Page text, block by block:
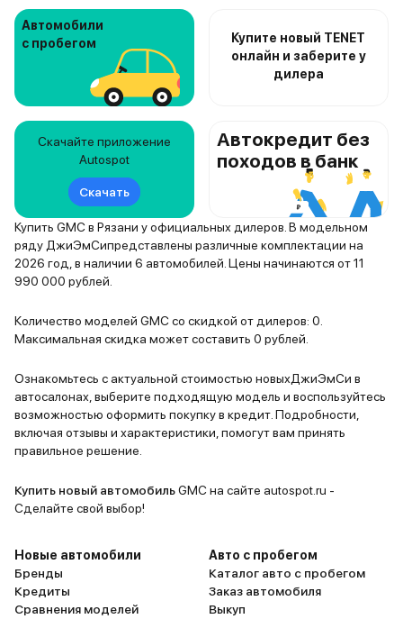
Автомобили
с пробегом
Купите новый TENET
онлайн и заберите у
дилера
Скачайте приложение
Autospot
Скачать
Автокредит без
походов в банк
Купить GMC в Рязани у официальных дилеров. В модельном
ряду ДжиЭмСипредставлены различные комплектации на
2026 год, в наличии 6 автомобилей. Цены начинаются от 11
990 000 рублей.
Количество моделей GMC со скидкой от дилеров: 0.
Максимальная скидка может составить 0 рублей.
Ознакомьтесь с актуальной стоимостью новыхДжиЭмСи в
автосалонах, выберите подходящую модель и воспользуйтесь
возможностью оформить покупку в кредит. Подробности,
включая отзывы и характеристики, помогут вам принять
правильное решение.
Купить новый автомобильGMC на сайте autospot.ru -
Сделайте свой выбор!
Новые автомобили
Бренды
Кредиты
Сравнения моделей
Авто с пробегом
Каталог авто с пробегом
Заказ автомобиля
Выкуп